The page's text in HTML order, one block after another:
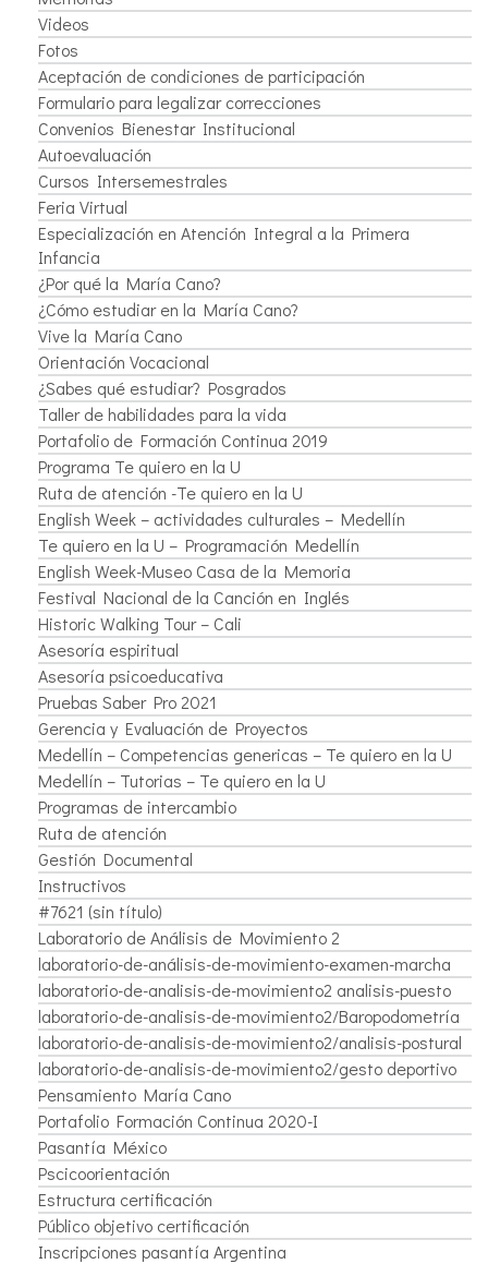
Videos
Fotos
Aceptación de condiciones de participación
Formulario para legalizar correcciones
Convenios Bienestar Institucional
Autoevaluación
Cursos Intersemestrales
Feria Virtual
Especialización en Atención Integral a la Primera
Infancia
¿Por qué la María Cano?
¿Cómo estudiar en la María Cano?
Vive la María Cano
Orientación Vocacional
¿Sabes qué estudiar? Posgrados
Taller de habilidades para la vida
Portafolio de Formación Continua 2019
Programa Te quiero en la U
Ruta de atención -Te quiero en la U
English Week – actividades culturales – Medellín
Te quiero en la U – Programación Medellín
English Week-Museo Casa de la Memoria
Festival Nacional de la Canción en Inglés
Historic Walking Tour – Cali
Asesoría espiritual
Asesoría psicoeducativa
Pruebas Saber Pro 2021
Gerencia y Evaluación de Proyectos
Medellín – Competencias genericas – Te quiero en la U
Medellín – Tutorias – Te quiero en la U
Programas de intercambio
Ruta de atención
Gestión Documental
Instructivos
#7621 (sin título)
Laboratorio de Análisis de Movimiento 2
laboratorio-de-análisis-de-movimiento-examen-marcha
laboratorio-de-analisis-de-movimiento2 analisis-puesto
laboratorio-de-analisis-de-movimiento2/Baropodometría
laboratorio-de-analisis-de-movimiento2/analisis-postural
laboratorio-de-analisis-de-movimiento2/gesto deportivo
Pensamiento María Cano
Portafolio Formación Continua 2020-I
Pasantía México
Pscicoorientación
Estructura certificación
Público objetivo certificación
Inscripciones pasantía Argentina